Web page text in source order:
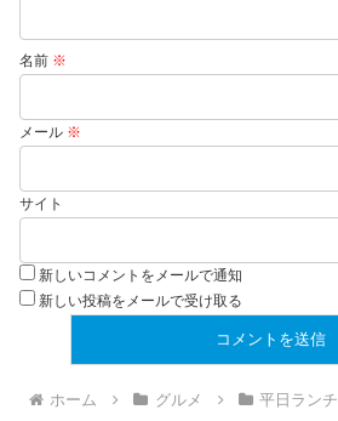
名前 ※
メール ※
サイト
新しいコメントをメールで通知
新しい投稿をメールで受け取る
ホーム グルメ 平日ランチ